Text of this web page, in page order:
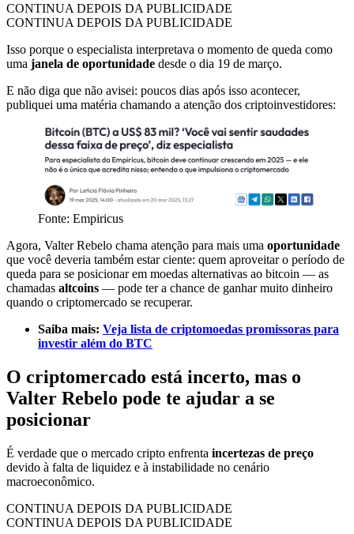
CONTINUA DEPOIS DA PUBLICIDADE
CONTINUA DEPOIS DA PUBLICIDADE
Isso porque o especialista interpretava o momento de queda como
uma janela de oportunidade desde o dia 19 de março.
E não diga que não avisei: poucos dias após isso acontecer,
publiquei uma matéria chamando a atenção dos criptoinvestidores:
Fonte: Empiricus
Agora, Valter Rebelo chama atenção para mais uma oportunidade
que você deveria também estar ciente: quem aproveitar o período de
queda para se posicionar em moedas alternativas ao bitcoin — as
chamadas altcoins — pode ter a chance de ganhar muito dinheiro
quando o criptomercado se recuperar.
Saiba mais: Veja lista de criptomoedas promissoras para
investir além do BTC
O criptomercado está incerto, mas o
Valter Rebelo pode te ajudar a se
posicionar
É verdade que o mercado cripto enfrenta incertezas de preço
devido à falta de liquidez e à instabilidade no cenário
macroeconômico.
CONTINUA DEPOIS DA PUBLICIDADE
CONTINUA DEPOIS DA PUBLICIDADE